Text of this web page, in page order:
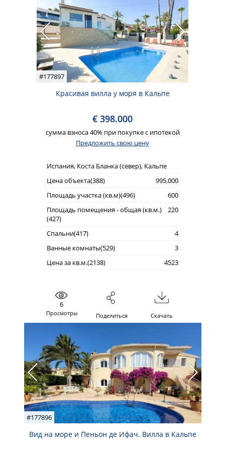
#177897
Красивая вилла у моря в Кальпе
€ 398.000
сумма взноса 40% при покупке с ипотекой
Предложить свою цену
Испания, Коста Бланка (север), Кальпе
Цена объекта(388)
995,000
Площадь участка (кв.м)(496)
600
Площадь помещения - общая (кв.м.)
(427)
220
Спальни(417)
4
Ванные комнаты(529)
3
Цена за кв.м.(2138)
4523
6
Просмотры Поделиться Скачать
#177896
Вид на море и Пеньон де Ифач. Вилла в Кальпе